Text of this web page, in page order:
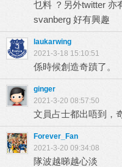
乜料 ？另外twitter 亦
svanberg 好有興趣
laukarwing
2021-3-18 15:10:51
係時候創造奇蹟了。
ginger
2021-3-20 08:57:50
文員占士都出唔到，
Forever_Fan
2021-3-20 09:34:08
隊波越睇越心淡